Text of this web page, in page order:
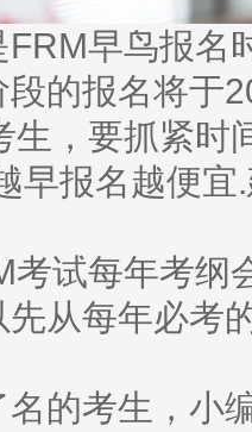
早鸟报名
的报名将于
生，要抓紧时
早报名越便宜
试每年考纲
从每年必考
考生，小编